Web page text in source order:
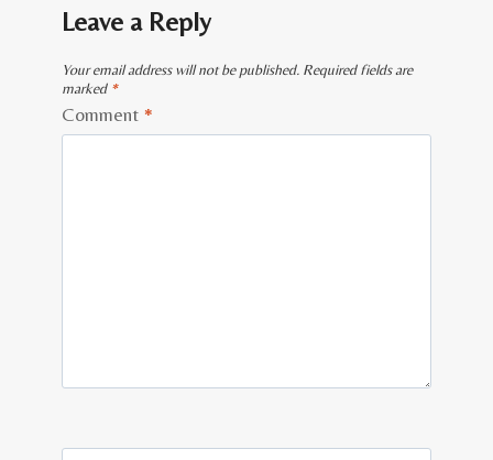
Leave a Reply
Your email address will not be published. Required fields are
marked *
Comment *